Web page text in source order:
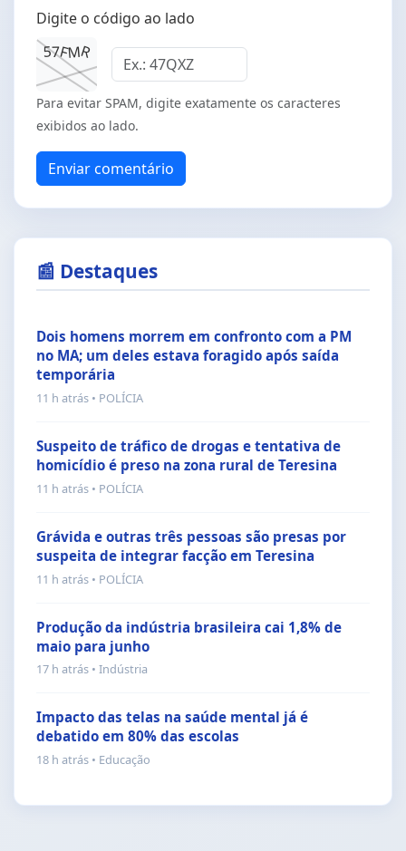
Digite o código ao lado
57FMR
Para evitar SPAM, digite exatamente os caracteres
exibidos ao lado.
Enviar comentário
📰 Destaques
Dois homens morrem em confronto com a PM
no MA; um deles estava foragido após saída
temporária
11 h atrás • POLÍCIA
Suspeito de tráfico de drogas e tentativa de
homicídio é preso na zona rural de Teresina
11 h atrás • POLÍCIA
Grávida e outras três pessoas são presas por
suspeita de integrar facção em Teresina
11 h atrás • POLÍCIA
Produção da indústria brasileira cai 1,8% de
maio para junho
17 h atrás • Indústria
Impacto das telas na saúde mental já é
debatido em 80% das escolas
18 h atrás • Educação